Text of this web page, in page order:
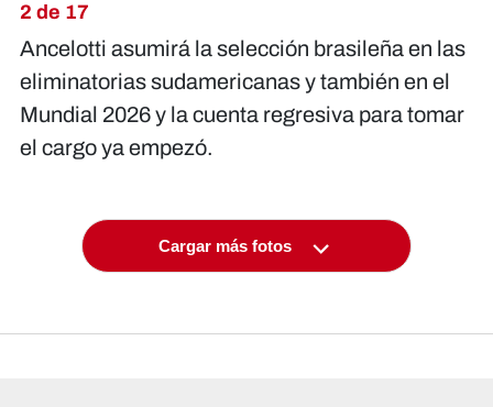
2 de 17
Ancelotti asumirá la selección brasileña en las
eliminatorias sudamericanas y también en el
Mundial 2026 y la cuenta regresiva para tomar
el cargo ya empezó.
Cargar más fotos